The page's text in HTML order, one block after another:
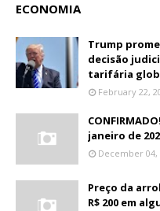
ECONOMIA
Trump
decisão
tarifária
February 22,
janeiro de
December 04,
Preço da
R$ 200 em